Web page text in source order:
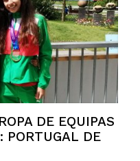
DE EQUIPAS
PORTUGAL DE